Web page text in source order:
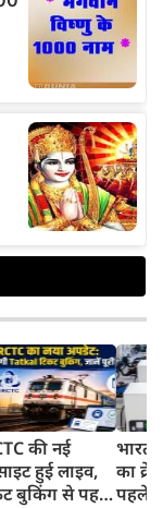
की नई
हुई लाइव,
बुकिंग से पहले
भारत
का
पहले